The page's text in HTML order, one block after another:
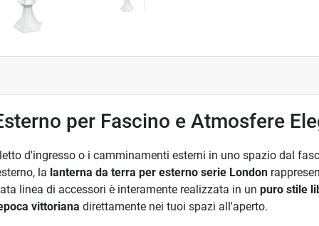
per Fascino e Atmosfere
d'ingresso o i camminamenti esterni in uno spazio dal
la lanterna da terra per esterno serie London
linea di accessori è interamente realizzata in un puro stile
vittoriana direttamente nei tuoi spazi all'aperto.